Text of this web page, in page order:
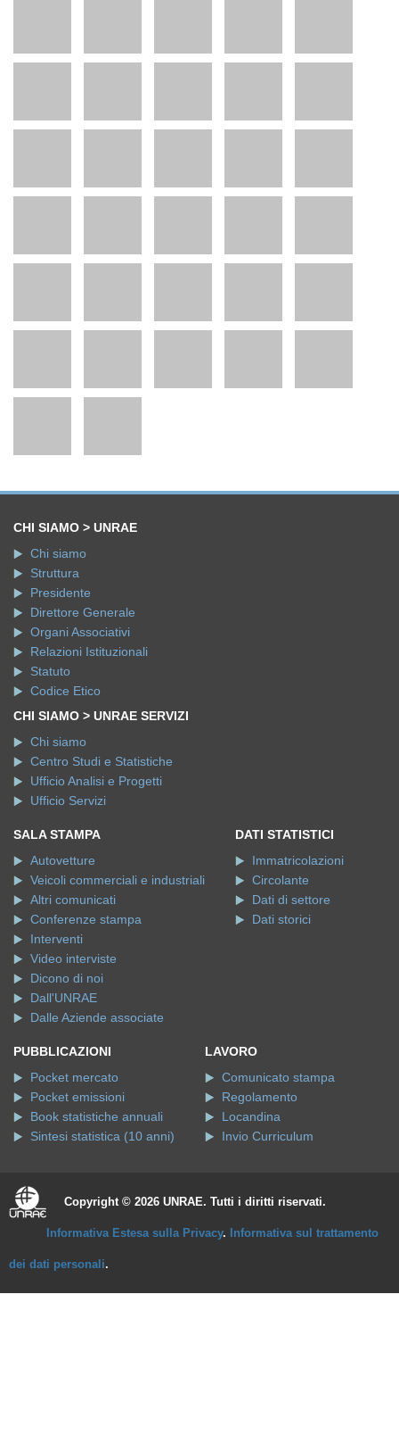
CHI SIAMO > UNRAE
Chi siamo
Struttura
Presidente
Direttore Generale
Organi Associativi
Relazioni Istituzionali
Statuto
Codice Etico
CHI SIAMO > UNRAE SERVIZI
Chi siamo
Centro Studi e Statistiche
Ufficio Analisi e Progetti
Ufficio Servizi
SALA STAMPA
Autovetture
Veicoli commerciali e industriali
Altri comunicati
Conferenze stampa
Interventi
Video interviste
Dicono di noi
Dall'UNRAE
Dalle Aziende associate
DATI STATISTICI
Immatricolazioni
Circolante
Dati di settore
Dati storici
PUBBLICAZIONI
Pocket mercato
Pocket emissioni
Book statistiche annuali
Sintesi statistica (10 anni)
LAVORO
Comunicato stampa
Regolamento
Locandina
Invio Curriculum
Copyright © 2026 UNRAE. Tutti i diritti riservati.
Informativa Estesa sulla Privacy. Informativa sul trattamento
dei dati personali.